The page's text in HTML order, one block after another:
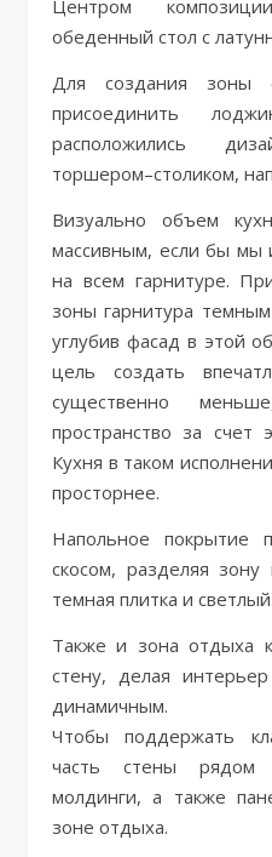
Центром
обеденный стол с
Для создания зоны
присоединить
расположились
торшером–столиком,
Визуально объем
массивным, если бы мы
на всем гарнитуре.
зоны гарнитура
углубив фасад в этой
цель создать
существенно
пространство за счет
Кухня в таком
просторнее.
Напольное покрытие
скосом, разделяя
темная плитка и
Также и зона отдыха
стену, делая
динамичным.
Чтобы поддержать
часть стены рядом
молдинги, а также
зоне отдыха.